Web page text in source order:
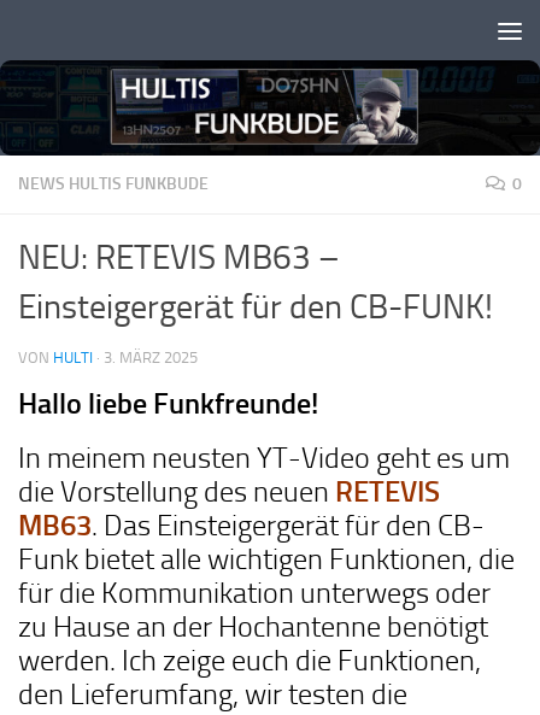
NEWS HULTIS FUNKBUDE 0
NEU: RETEVIS MB63 –
Einsteigergerät für den CB-FUNK!
VON HULTI · 3. MÄRZ 2025
Hallo liebe Funkfreunde!
In meinem neusten YT-Video geht es um
die Vorstellung des neuen RETEVIS
MB63. Das Einsteigergerät für den CB-
Funk bietet alle wichtigen Funktionen, die
für die Kommunikation unterwegs oder
zu Hause an der Hochantenne benötigt
werden. Ich zeige euch die Funktionen,
den Lieferumfang, wir testen die